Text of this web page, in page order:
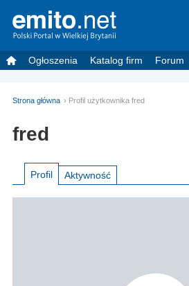
Ogłoszenia Katalog firm Forum
Strona główna Profil użytkownika fred
fred
Profil Aktywność